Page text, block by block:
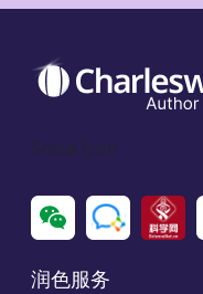
Social Icon
润色服务